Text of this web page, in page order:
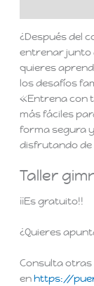
¿Después del
entrenar junto
quieres
los desafíos
«Entrena con
más fáciles
forma segura
disfrutando de
Taller
¡¡Es gratuito!!
¿Quieres
Consulta
enhttps://